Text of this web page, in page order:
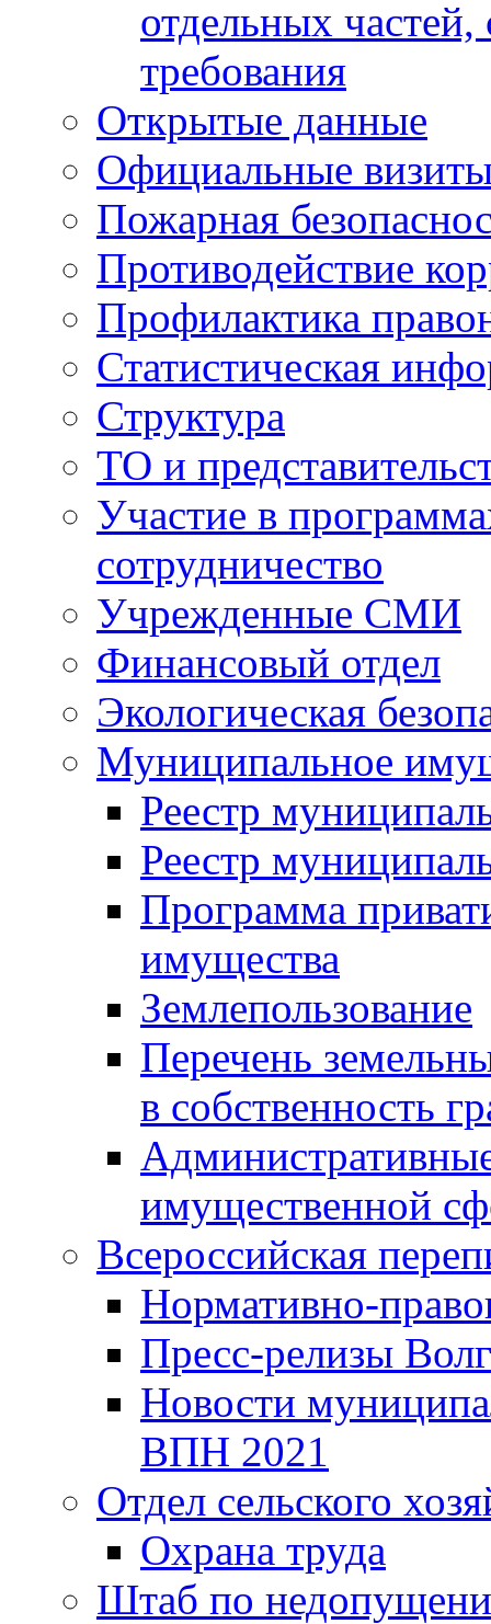
отдельных
требования
Открытые данные
Официальные
Пожарная
Противодействие
Профилактика
Статистическая
Структура
ТО и
Участие в
сотрудничество
Учрежденные СМИ
Финансовый отдел
Экологическая
Муниципальное
Реестр
Реестр
Программа
имущества
Землепользование
Перечень
в собственность
имущественной
Всероссийская
Нормативно-
Пресс-релизы
Новости
ВПН 2021
Отдел сельского
Охрана труда
Штаб по